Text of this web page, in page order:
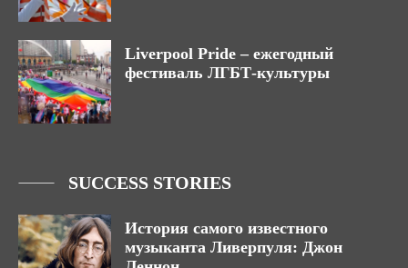
Liverpool Pride – ежегодный
фестиваль ЛГБТ-культуры
SUCCESS STORIES
История самого известного
музыканта Ливерпуля: Джон